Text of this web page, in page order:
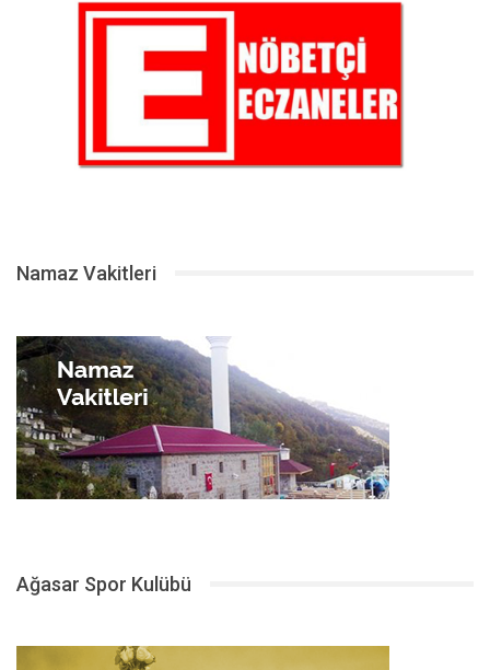
Namaz Vakitleri
Ağasar Spor Kulübü